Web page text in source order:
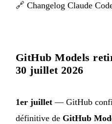
🔗 Changelog Claude
GitHub Models
30 juillet 2026
1er juillet — GitHub
définitive de GitHub